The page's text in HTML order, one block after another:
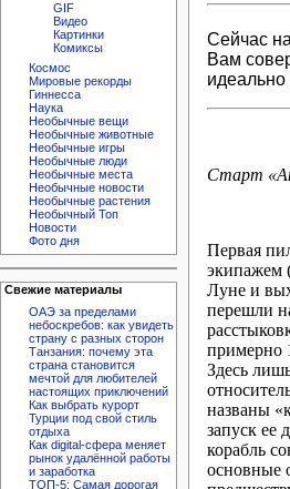
GIF
Видео
Картинки
Комиксы
Космос
Мировые рекорды
Гиннесса
Наука
Необычные вещи
Необычные животные
Необычные игры
Необычные люди
Необычные места
Необычные новости
Необычные растения
Необычный Топ
Новости
Фото дня
Свежие материалы
ОАЭ за пределами
небоскребов: как увидеть
страну с разных сторон
Танзания: почему эта
страна становится
мечтой для любителей
настоящих приключений
Как выбрать курорт
Турции под свой стиль
отдыха
Как digital-сфера меняет
рынок удалённой работы
и заработка
ТОП-5: Самая дорогая
Сейчас
Вам
идеально
Старт
Первая
экипажем
Луне и
перешли
примерно
Здесь
названы
запуск ее
корабль
основные